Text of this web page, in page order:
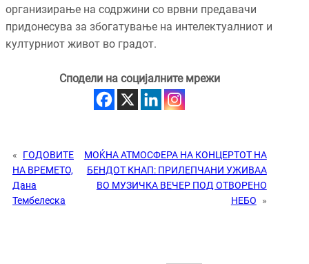
организирање на содржини со врвни предавачи
придонесува за збогатување на интелектуалниот и
културниот живот во градот.
Сподели на социјалните мрежи
«
ГОДОВИТЕ
НА ВРЕМЕТО,
Дана
Тембелеска
МОЌНА АТМОСФЕРА НА КОНЦЕРТОТ НА
БЕНДОТ КНАП: ПРИЛЕПЧАНИ УЖИВАА
ВО МУЗИЧКА ВЕЧЕР ПОД ОТВОРЕНО
НЕБО
»